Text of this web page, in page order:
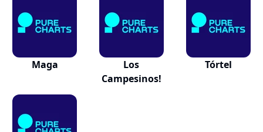
Maga
Los
Campesinos!
Tórtel